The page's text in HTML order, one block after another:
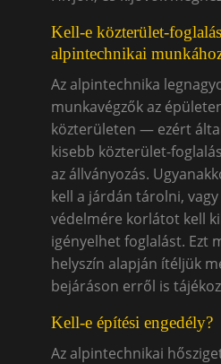
Kell-e közterület-
alpintechnikai
Az alpintechnika
munkavégzők az
közterületen — ezért
kisebb közterület-
az állványozás.
kell a járdán tárolni,
védelmére korlátot kell
igényelhet foglalást. Ezt
helyszín alapján ítéljük
bejáráson erről is
Kell-e építési engedély?
Az alpintechnikai